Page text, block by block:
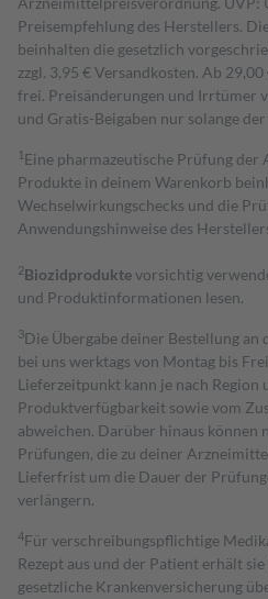
Preisempfehlung des Herstellers.
beinhalten die gesetzlich
zzgl. 3,95 € Versandkosten. Ab
frei. Preisänderungen und Irrtümer
und Gratis-Beigaben nur solange
1 Eine pharmazeutische Prüfung
Produkte in deinem Warenkorb
Wechselwirkungschecks und die
Anwendungshinweise des
2Biozidproduktevorsichtig
und Produktinformationen lesen.
3Die Übergabe deiner Bestellung
bei uns werktags von Montag bis
Lieferzeitpunkt kann je nach Region
Produktverfügbarkeit sowie vom
abweichen. Darüber hinaus können
Prüfungen, die zu deiner
Lieferfrist um die Dauer der
verlängern.
4Für verschreibungspflichtige
Rezept aus und der Patient erhält
gesetzliche Krankenversicherung